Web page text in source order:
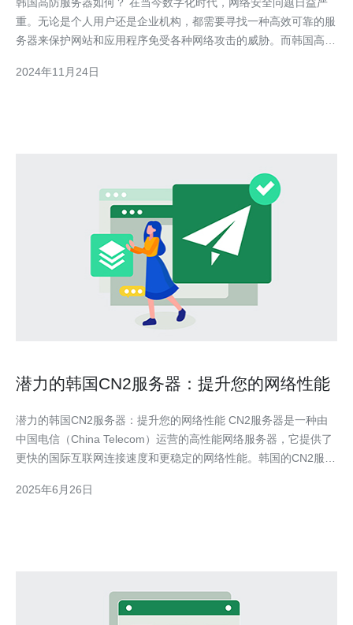
重。无论是个人用户还是企业机构，都需要寻找一种高效可靠的服
务器来保护网站和应用程序免受各种网络攻击的威胁。而韩国高防
备强大的防护功能。由于韩国地理位置优越，拥有优质的光纤网络
2024年11月24日
潜力的韩国CN2服务器：提升您的网络性能
潜力的韩国CN2服务器：提升您的网络性能 CN2服务器是一种由
中国电信（China Telecom）运营的高性能网络服务器，它提供了
更快的国际互联网连接速度和更稳定的网络性能。韩国的CN2服务
络基础设施。 韩国的CN2服务器具有以下优势： 快速的国际互联
2025年6月26日